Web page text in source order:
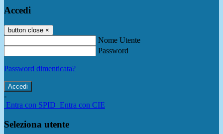
Accedi
button close ×
Nome Utente
Password
Password dimenticata?
-
Entra con SPID Entra con CIE
Seleziona utente